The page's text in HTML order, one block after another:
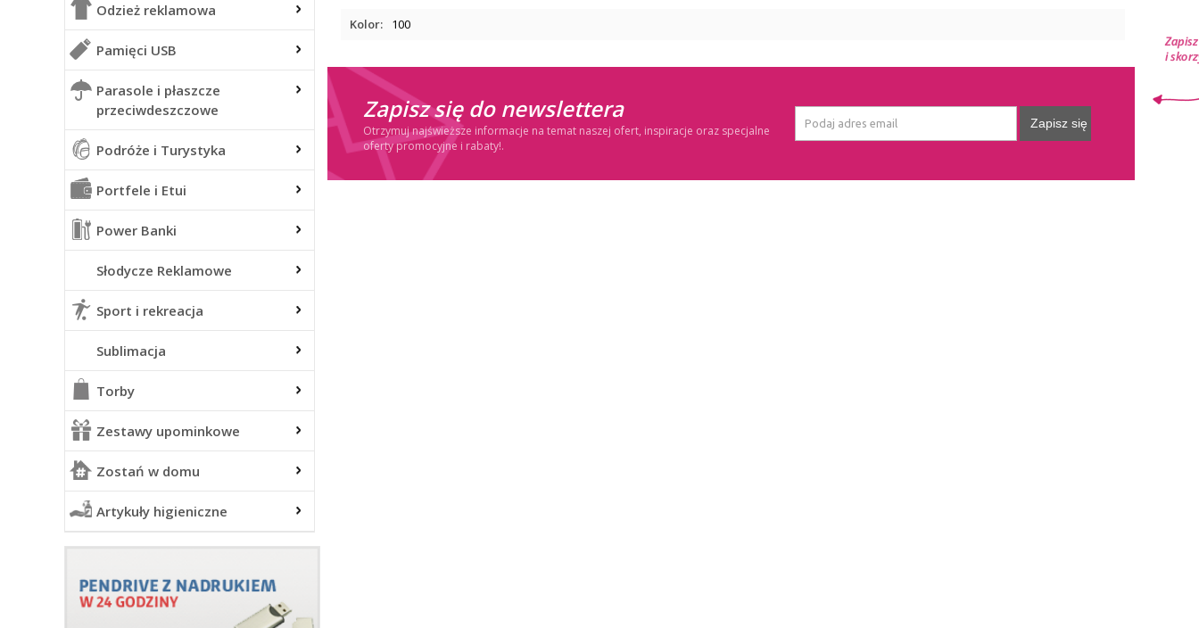
Odzież reklamowa
Pamięci USB
Parasole i płaszcze
przeciwdeszczowe
Podróże i Turystyka
Portfele i Etui
Power Banki
Słodycze Reklamowe
Sport i rekreacja
Sublimacja
Torby
Zestawy upominkowe
Zostań w domu
Artykuły higieniczne
Kolor: 100
Zapisz się do newslettera
Otrzymuj najświeższe informacje na temat naszej ofert, inspiracje oraz specjalne
oferty promocyjne i rabaty!.